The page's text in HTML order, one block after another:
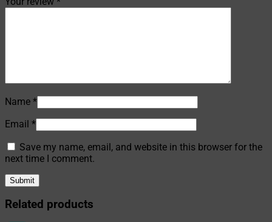
Name *
Email *
Save my name, email, and website in this browser for the
next time I comment.
Related products